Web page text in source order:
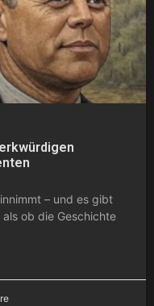
– und es gibt
ob die Geschichte